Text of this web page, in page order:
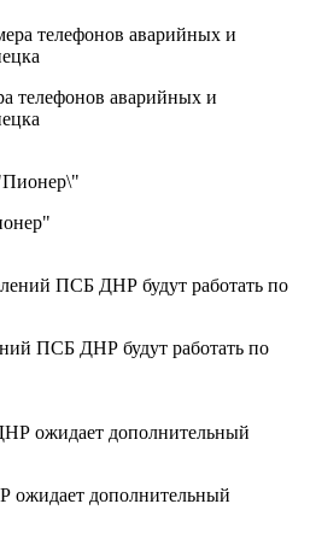
телефонов аварийных и
ПСБ ДНР будут работать по
дополнительный